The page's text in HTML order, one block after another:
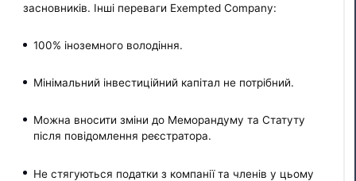
засновників. Інші переваги Exempted Company:
100% іноземного володіння.
Мінімальний інвестиційний капітал не потрібний.
Можна вносити зміни до Меморандуму та Статуту
після повідомлення реєстратора.
Не стягуються податки з компанії та членів у цьому